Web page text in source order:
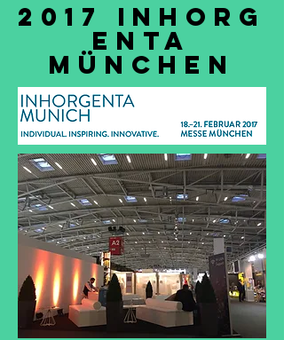
2017 INHORG
ENTA
MÜNCHEN